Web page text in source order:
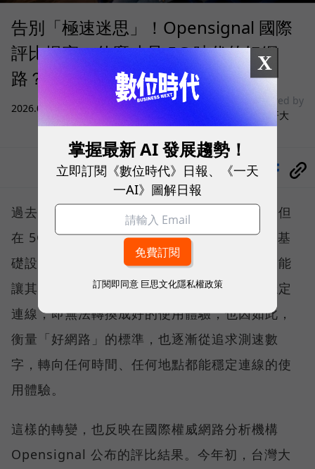
告別「極速迷思」！Opensignal 國際
評比揭密：什麼才是 5G 時代的好網
路？
2026.08.03
sponsored by
台灣大哥大
分享
過去，下載速度是評價電信服務的重要指標，但
在 5G 成為工作、娛樂、生活不可或缺的數位基
礎設施後，消費者發現，再快的網速，如果不能
讓其在人潮聚集、高速移動或室內空間維持穩定
連線，即無法轉換成好的使用體驗，也因如此，
衡量「好網路」的標準，也逐漸從追求測速數
字，轉向任何時間、任何地點都能穩定連線的使
用體驗。
這樣的轉變，也反映在國際權威網路分析機構
Opensignal 公布的評比結果。今年初，台灣大
X
掌握最新 AI 發展趨勢！
立即訂閱《數位時代》日報、《一天
一AI》圖解日報
訂閱即同意 巨思文化隱私權政策